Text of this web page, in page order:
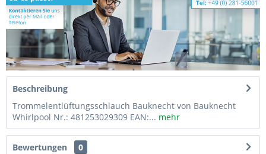
Beschreibung
Trommelentlüftungsschlauch Bauknecht von Bauknecht
Whirlpool Nr.: 481253029309 EAN:... mehr
Bewertungen
0